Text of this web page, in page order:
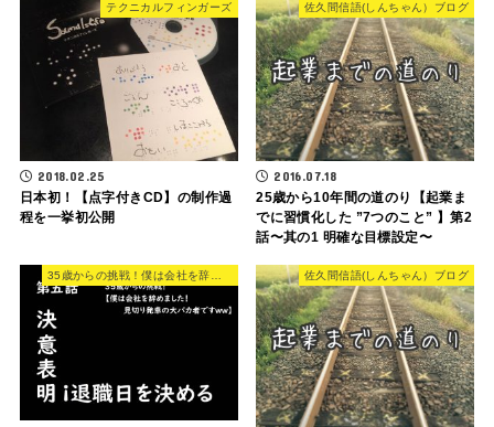
テクニカルフィンガーズ
2018.02.25
日本初！【点字付きCD】の制作過
程を一挙初公開
佐久間信語(しんちゃん）ブログ
2016.07.18
25歳から10年間の道のり【起業ま
でに習慣化した ”7つのこと” 】第2
話〜其の1 明確な目標設定〜
佐久間信語(しんちゃん）ブログ